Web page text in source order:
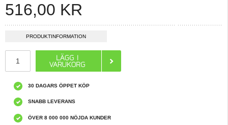
516,00 KR
PRODUKTINFORMATION
30 DAGARS ÖPPET KÖP
SNABB LEVERANS
ÖVER 8 000 000 NÖJDA KUNDER